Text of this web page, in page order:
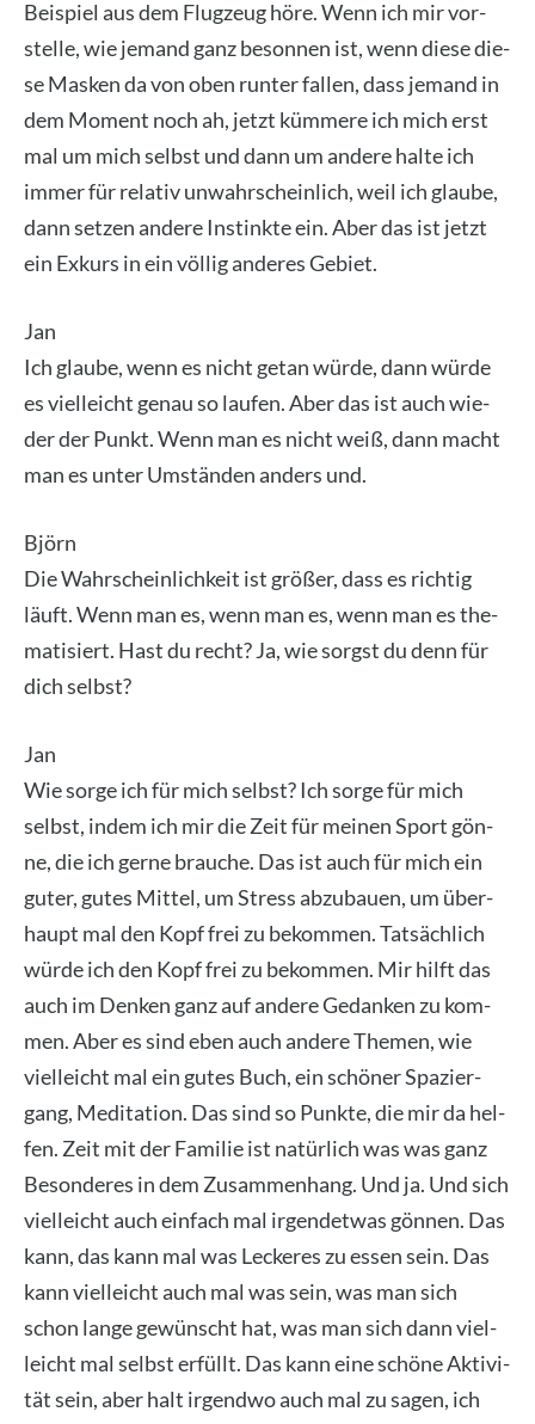
Bei­spiel aus dem Flug­zeug höre. Wenn ich mir vor­
stel­le, wie jemand ganz beson­nen ist, wenn die­se die­
se Mas­ken da von oben run­ter fal­len, dass jemand in
dem Moment noch ah, jetzt küm­me­re ich mich erst
mal um mich selbst und dann um ande­re hal­te ich
immer für rela­tiv unwahr­schein­lich, weil ich glau­be,
dann set­zen ande­re Instink­te ein. Aber das ist jetzt
ein Exkurs in ein völ­lig ande­res Gebiet.
Jan
Ich glau­be, wenn es nicht getan wür­de, dann wür­de
es viel­leicht genau so lau­fen. Aber das ist auch wie­
der der Punkt. Wenn man es nicht weiß, dann macht
man es unter Umstän­den anders und.
Björn
Die Wahr­schein­lich­keit ist grö­ßer, dass es rich­tig
läuft. Wenn man es, wenn man es, wenn man es the­
ma­ti­siert. Hast du recht? Ja, wie sorgst du denn für
dich selbst?
Jan
Wie sor­ge ich für mich selbst? Ich sor­ge für mich
selbst, indem ich mir die Zeit für mei­nen Sport gön­
ne, die ich ger­ne brau­che. Das ist auch für mich ein
guter, gutes Mit­tel, um Stress abzu­bau­en, um über­
haupt mal den Kopf frei zu bekom­men. Tat­säch­lich
wür­de ich den Kopf frei zu bekom­men. Mir hilft das
auch im Den­ken ganz auf ande­re Gedan­ken zu kom­
men. Aber es sind eben auch ande­re The­men, wie
viel­leicht mal ein gutes Buch, ein schö­ner Spa­zier­
gang, Medi­ta­ti­on. Das sind so Punk­te, die mir da hel­
fen. Zeit mit der Fami­lie ist natür­lich was was ganz
Beson­de­res in dem Zusam­men­hang. Und ja. Und sich
viel­leicht auch ein­fach mal irgend­et­was gön­nen. Das
kann, das kann mal was Lecke­res zu essen sein. Das
kann viel­leicht auch mal was sein, was man sich
schon lan­ge gewünscht hat, was man sich dann viel­
leicht mal selbst erfüllt. Das kann eine schö­ne Akti­vi­
tät sein, aber halt irgend­wo auch mal zu sagen, ich